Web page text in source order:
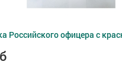
Российского офицера с